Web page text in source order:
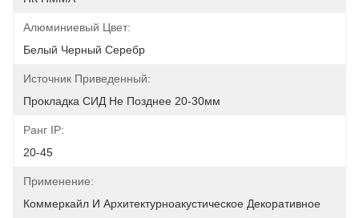
Алюминиевый Цвет:
Белый Черный Серебр
Источник Приведенный:
Прокладка СИД Не Позднее 20-30мм
Ранг IP:
20-45
Применение:
Коммеркайл И Архитектурноакустическое Декоративное